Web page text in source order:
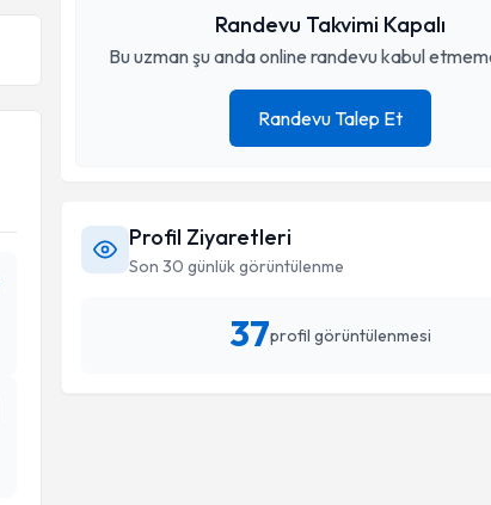
Randevu Takvimi Kapalı
Bu uzman şu anda online randevu kabul
Randevu Talep Et
Profil Ziyaretleri
Son 30 günlük görüntülenme
37profil görüntülenmesi